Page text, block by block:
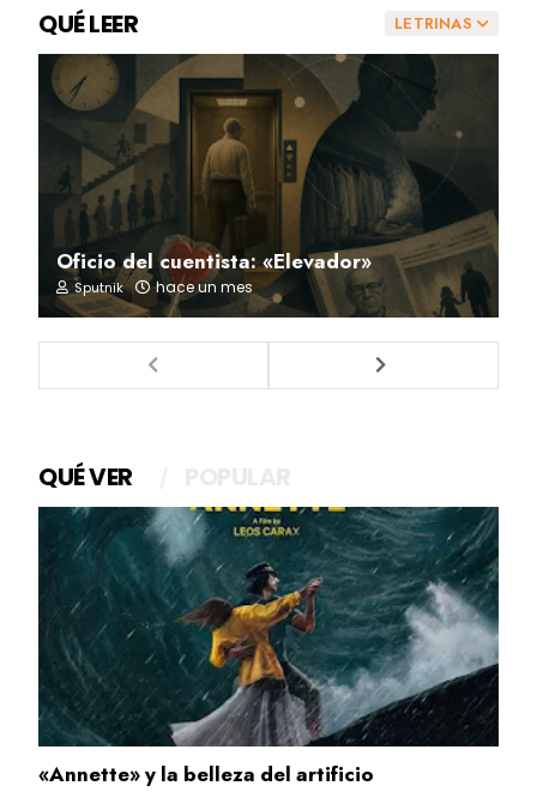
LETRINAS
QUÉ LEER
Oficio del cuentista: «Elevador»
Sputnik hace un mes
QUÉ VER
«Annette» y la belleza del artificio